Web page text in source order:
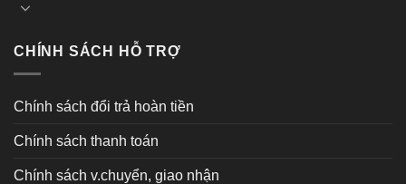
CHÍNH SÁCH HỖ TRỢ
Chính sách đổi trả hoàn tiền
Chính sách thanh toán
Chính sách v.chuyển, giao nhận